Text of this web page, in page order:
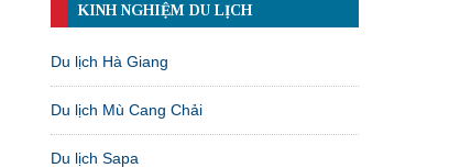
KINH NGHIỆM DU LỊCH
Du lịch Hà Giang
Du lịch Mù Cang Chải
Du lịch Sapa